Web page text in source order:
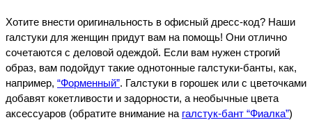
Хотите внести оригинальность в офисный дресс-код? Наши
галстуки для женщин придут вам на помощь! Они отлично
сочетаются с деловой одеждой. Если вам нужен строгий
образ, вам подойдут такие однотонные галстуки-банты, как,
например, “Форменный”. Галстуки в горошек или с цветочками
добавят кокетливости и задорности, а необычные цвета
аксессуаров (обратите внимание на галстук-бант “Фиалка”)